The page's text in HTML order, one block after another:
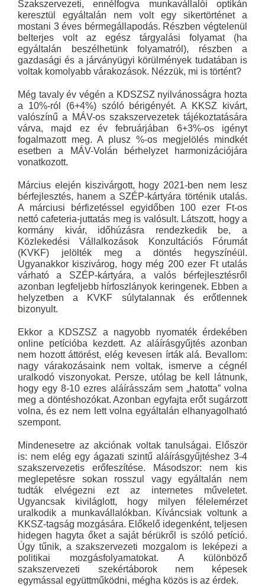
Szakszervezeti, ennélfogva munkavállalói optikán
keresztül egyáltalán nem volt egy sikertörténet a
mostani 3 éves bérmegállapodás. Részben végtelenül
belterjes volt az egész tárgyalási folyamat (ha
egyáltalán beszélhetünk folyamatról), részben a
gazdasági és a járványügyi körülmények tudatában is
voltak komolyabb várakozások. Nézzük, mi is történt?
Még tavaly év végén a KDSZSZ nyilvánosságra hozta
a 10%-ról (6+4%) szóló bérigényét. A KKSZ kivárt,
valószínű a MÁV-os szakszervezetek tájékoztatására
várva, majd ez év februárjában 6+3%-os igényt
fogalmazott meg. A plusz %-os megjelölés mindkét
esetben a MÁV-Volán bérhelyzet harmonizációjára
vonatkozott.
Március elején kiszivárgott, hogy 2021-ben nem lesz
bérfejlesztés, hanem a SZÉP-kártyára történik utalás.
A márciusi bérfizetéssel egyidőben 100 ezer Ft-os
nettó cafeteria-juttatás meg is valósult. Látszott, hogy a
kormány kivár, időhúzásra rendezkedik be, a
Közlekedési Vállalkozások Konzultációs Fórumát
(KVKF) jelölték meg a döntés hegyszínéül.
Ugyanakkor kiszivárog, hogy még 200 ezer Ft utalás
várható a SZÉP-kártyára, a valós bérfejlesztésről
azonban legfeljebb hírfoszlányok keringenek. Ebben a
helyzetben a KVKF súlytalannak és erőtlennek
bizonyult.
Ekkor a KDSZSZ a nagyobb nyomaték érdekében
online petícióba kezdett. Az aláírásgyűjtés azonban
nem hozott áttörést, elég kevesen írták alá. Bevallom:
nagy várakozásaink nem voltak, ismerve a cégnél
uralkodó viszonyokat. Persze, utólag be kell látnunk,
hogy egy 8-10 ezres aláírásszám sem „hatotta” volna
meg a döntéshozókat. Azonban egyfajta erőt sugárzott
volna, és ez nem lett volna egyáltalán elhanyagolható
szempont.
Mindenesetre az akciónak voltak tanulságai. Először
is: nem elég egy ágazati szintű aláírásgyűjtéshez 3-4
szakszervezetis erőfeszítése. Másodszor: nem kis
meglepetésre sokan rosszul vagy egyáltalán nem
tudták elvégezni ezt az internetes műveletet.
Ugyancsak kiviláglott, hogy milyen félelemérzet
uralkodik a munkavállalókban. Kíváncsiak voltunk a
KKSZ-tagság mozgására. Előkelő idegenként, teljesen
hidegen hagyta őket a saját bérükről is szóló petíció.
Úgy tűnik, a szakszervezeti mozgalom is leképezi a
politikai mozgásfolyamatokat. A különböző
szakszervezeti szekértáborok nem képesek
egymással együttműködni, mégha közös is az érdek.